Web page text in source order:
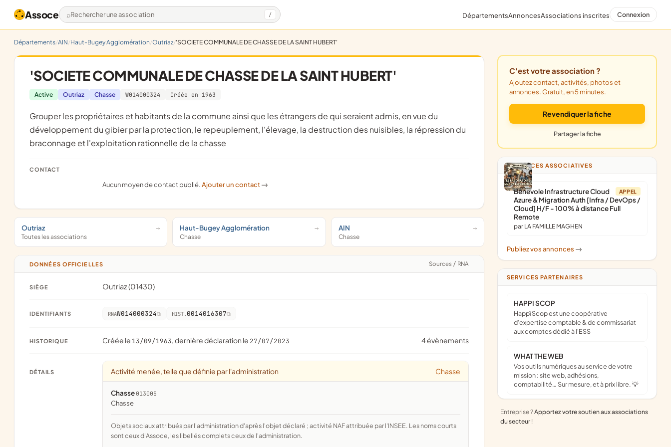
Assoce Rechercher une association / DépartementsAnnoncesAssociations inscrites Connexion
Départements AIN Haut-Bugey Agglomération Outriaz 'SOCIETE COMMUNALE DE CHASSE DE LA SAINT HUBERT'
'SOCIETE COMMUNALE DE CHASSE DE LA SAINT HUBERT'
Active Outriaz Chasse W014000324 Créée en 1963
grouper les propriétaires et habitants de la commune ainsi que les étrangers de qui seraient admis, en vue du
développement du gibier par la protection, le repeuplement, l'élevage, la destruction des nuisibles, la répression du
braconnage et l'exploitation rationnelle de la chasse
CONTACT
Aucun moyen de contact publié.Ajouter un contact ->
Outriaz
Toutes les associations
Haut-Bugey Agglomération
Chasse
AIN
Chasse
DONNÉES OFFICIELLES Sources / RNA
SIÈGE Outriaz (01430)
IDENTIFIANTS RNAW014000324 HIST. 0014016307
HISTORIQUE Créée le 13/09/1963, dernière déclaration le 27/07/2023 4 évènements
DÉTAILS Activité menée, telle que définie par l'administration Chasse
Chasse 013005
chasse
Objets sociaux attribués par l'administration d'après l'objet déclaré ; activité NAF attribuée par l'INSEE. Les noms courts
sont ceux d'Assoce, les libellés complets ceux de l'administration.
C'est votre association ?
Ajoutez contact, activités, photos et
annonces. Gratuit, en 5 minutes.
Revendiquer la fiche
Partager la fiche
ANNONCES ASSOCIATIVES
APPEL
Bénévole Infrastructure Cloud
Azure & Migration Auth [Infra / DevOps /
Cloud] H/F - 100% à distance Full
Remote
par LA FAMILLE MAGHEN
Publiez vos annonces ->
SERVICES PARTENAIRES
HAPPI SCOP
Happï Scop est une coopérative
d’expertise comptable & de commissariat
aux comptes dédié à l'ESS
WHAT THE WEB
Vos outils numériques au service de votre
mission : site web, adhésions,
comptabilité… Sur mesure, et à prix libre. 💡
Entreprise ?Apportez votre soutien aux associations
du secteur !